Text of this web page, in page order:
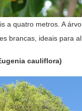
a quatro metros. A
brancas, ideais para
cauliflora)